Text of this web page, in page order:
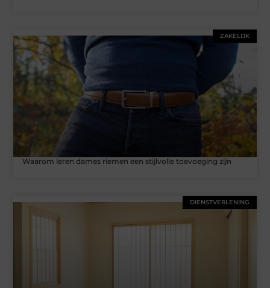
ZAKELIJK
Waarom leren dames riemen een stijlvolle toevoeging zijn
DIENSTVERLENING